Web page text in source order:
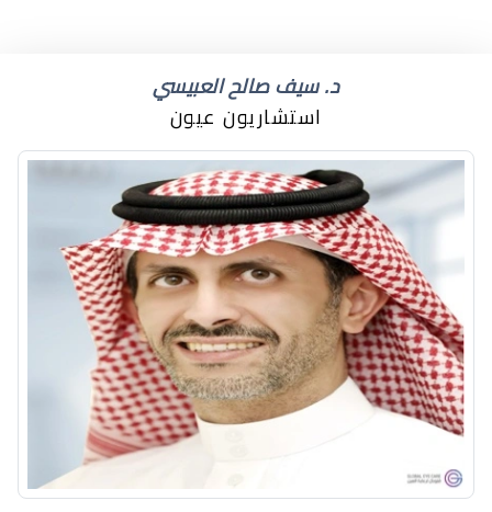
د. سيف صالح العبيسي
استشاريون عيون